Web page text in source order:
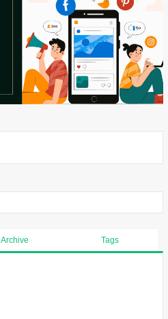
Archive Tags